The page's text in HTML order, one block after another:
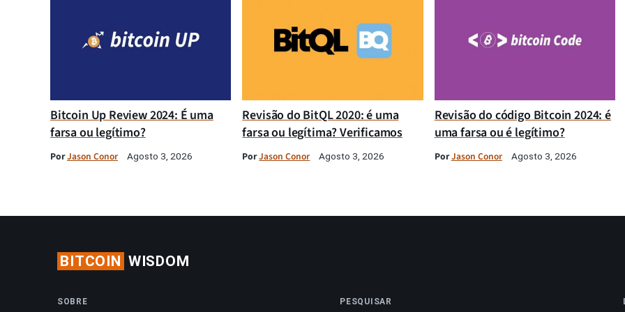
Bitcoin Up Review 2024: É uma
farsa ou legítimo?
PorJason Conor Agosto 3, 2026
Revisão do BitQL 2020: é uma
farsa ou legítima? Verificamos
PorJason Conor Agosto 3, 2026
Revisão do código Bitcoin 2024: é
uma farsa ou é legítimo?
PorJason Conor Agosto 3, 2026
BITCOIN WISDOM
SOBRE PESQUISAR